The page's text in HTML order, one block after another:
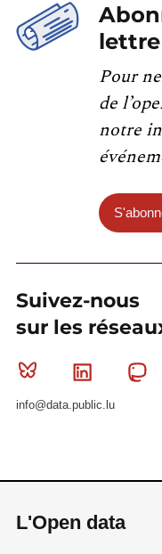
Pour
de
notre
Suivez-nous
sur les
Bluesky Linkedin
info@data.public.lu
L'Open data